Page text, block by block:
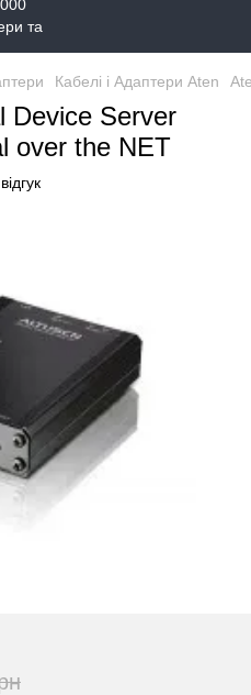
Кабелі і Адаптери Aten
Device Server
over the NET